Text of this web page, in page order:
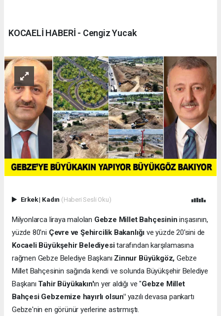
KOCAELİ HABERİ - Cengiz Yucak
Erkek| Kadın (Haberi Sesli Oku)
Milyonlarca liraya malolan Gebze Millet Bahçesinin inşasının,
yüzde 80'ni Çevre ve Şehircilik Bakanlığı ve yüzde 20'sini de
Kocaeli Büyükşehir Belediyesitarafından karşılamasına
rağmen Gebze Belediye Başkanı Zinnur Büyükgöz, Gebze
Millet Bahçesinin sağında kendi ve solunda Büyükşehir Belediye
Başkanı Tahir Büyükakın'ın yer aldığı ve "Gebze Millet
Bahçesi Gebzemize hayırlı olsun"yazılı devasa pankartı
Gebze'nin en görünür yerlerine astırmıştı.